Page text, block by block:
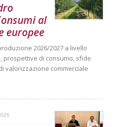
al
europee
2026/2027 a livello
prospettive di consumo, sfide
valorizzazione commerciale